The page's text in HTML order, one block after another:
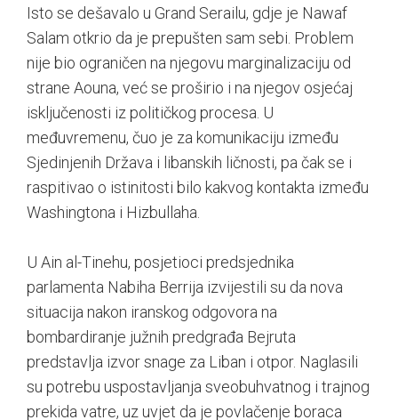
Isto se dešavalo u Grand Serailu, gdje je Nawaf
Salam otkrio da je prepušten sam sebi. Problem
nije bio ograničen na njegovu marginalizaciju od
strane Aouna, već se proširio i na njegov osjećaj
isključenosti iz političkog procesa. U
međuvremenu, čuo je za komunikaciju između
Sjedinjenih Država i libanskih ličnosti, pa čak se i
raspitivao o istinitosti bilo kakvog kontakta između
Washingtona i Hizbullaha.
U Ain al-Tinehu, posjetioci predsjednika
parlamenta Nabiha Berrija izvijestili su da nova
situacija nakon iranskog odgovora na
bombardiranje južnih predgrađa Bejruta
predstavlja izvor snage za Liban i otpor. Naglasili
su potrebu uspostavljanja sveobuhvatnog i trajnog
prekida vatre, uz uvjet da je povlačenje boraca